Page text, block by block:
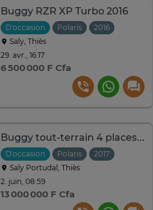
Buggy RZR XP Turbo 2016
D'occasion Polaris
2016
Saly, Thiès
29. avr., 16:17
6 500 000 F Cfa
Buggy tout-terrain 4 places noir robuste sécurité
D'occasion Polaris
2017
Saly Portudal, Thiès
2. juin, 08:59
13 000 000 F Cfa